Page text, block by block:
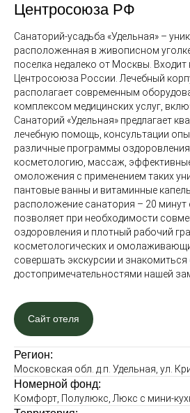
Центросоюза РФ
Санаторий-усадьба «Удельная» –
расположенная в живописном
поселка недалеко от Москвы. Входит
Центросоюза России. Лечебный
располагает современным
комплексом медицинских услуг,
Санаторий «Удельная» предлагает
лечебную помощь, консультации
различные программы
косметологию, массаж,
омоложения с применением таких
пантовые ванны и витаминные
расположение санатория – 20 минут
позволяет при необходимости
оздоровления и плотный рабочий
косметологических и
совершать экскурсии и знакомиться
достопримечательностями нашей
Сайт отеля
Регион:
Московская обл. д.п. Удельная, ул.
Номерной фонд:
Комфорт, Полулюкс, Люкс с мини-